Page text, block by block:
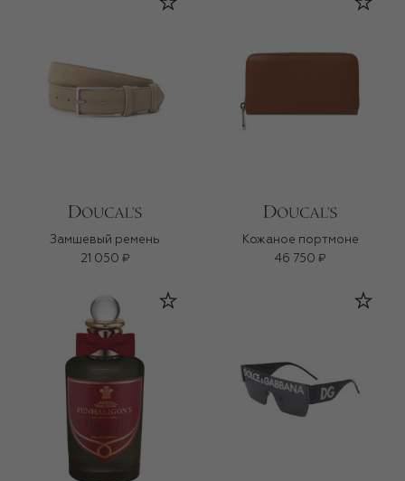
Замшевый ремень
21 050 ₽
Кожаное портмоне
46 750 ₽